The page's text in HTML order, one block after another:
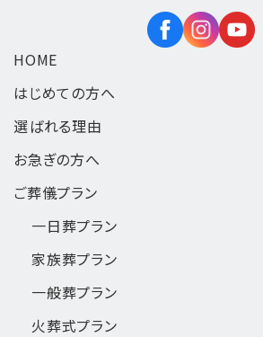
HOME
はじめての方へ
選ばれる理由
お急ぎの方へ
ご葬儀プラン
一日葬プラン
家族葬プラン
一般葬プラン
火葬式プラン